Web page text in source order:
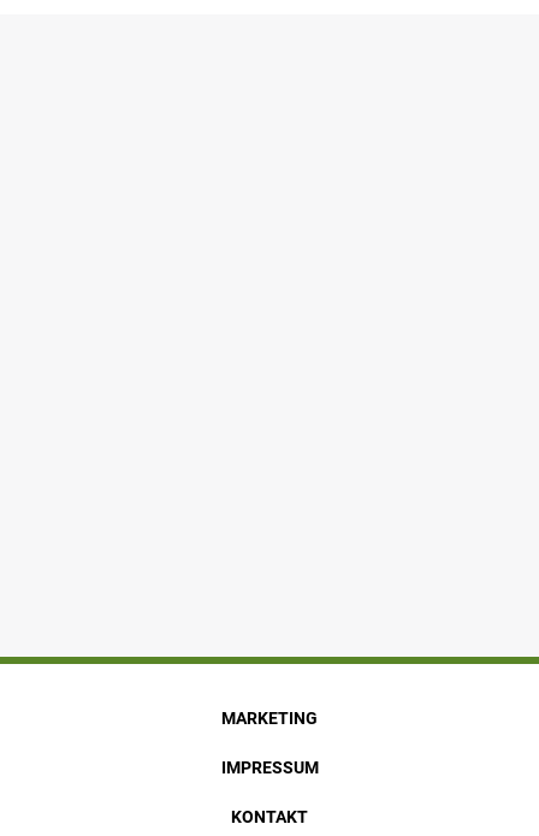
MARKETING
IMPRESSUM
KONTAKT